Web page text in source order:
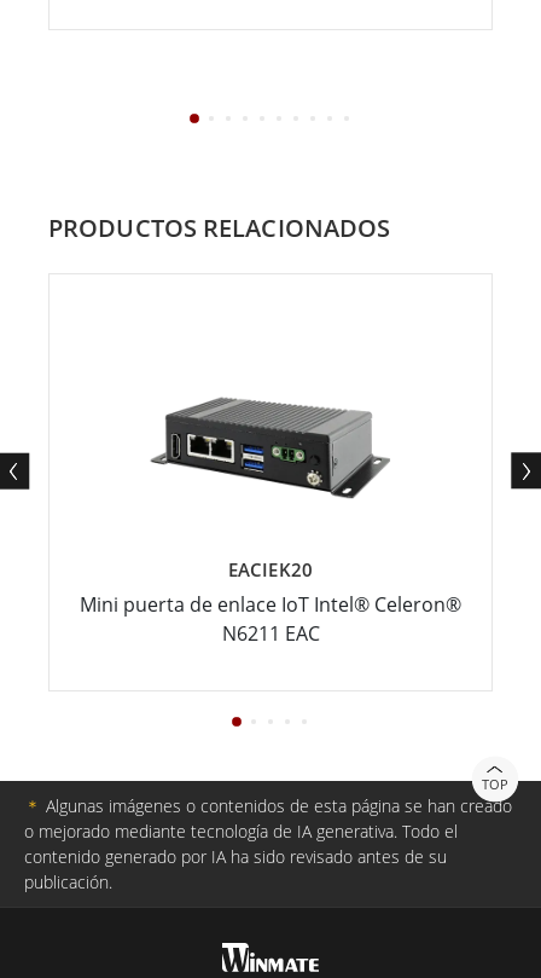
PRODUCTOS RELACIONADOS
EACIEK20
Mini puerta de enlace IoT Intel® Celeron®
N6211 EAC
TOP
＊ Algunas imágenes o contenidos de esta página se han creado
o mejorado mediante tecnología de IA generativa. Todo el
contenido generado por IA ha sido revisado antes de su
publicación.